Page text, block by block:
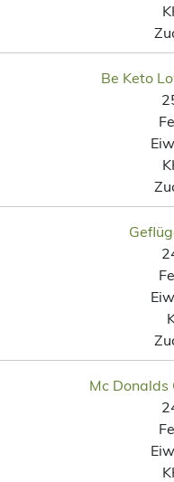
Be Keto
Mc Donalds